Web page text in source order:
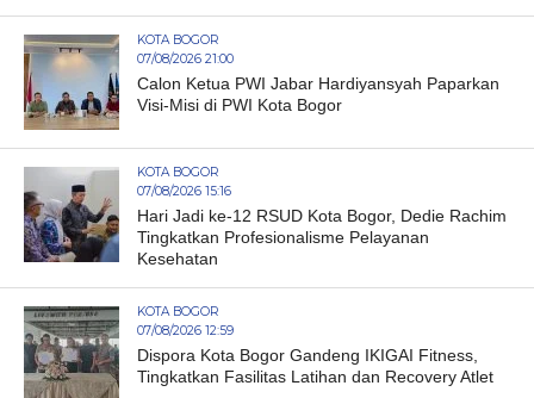
KOTA BOGOR
07/08/2026 21:00
Calon Ketua PWI Jabar Hardiyansyah Paparkan
Visi-Misi di PWI Kota Bogor
KOTA BOGOR
07/08/2026 15:16
Hari Jadi ke-12 RSUD Kota Bogor, Dedie Rachim
Tingkatkan Profesionalisme Pelayanan
Kesehatan
KOTA BOGOR
07/08/2026 12:59
Dispora Kota Bogor Gandeng IKIGAI Fitness,
Tingkatkan Fasilitas Latihan dan Recovery Atlet